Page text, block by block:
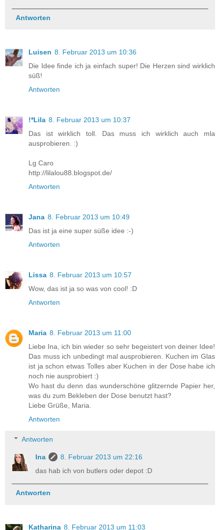
Antworten
Luisen 8. Februar 2013 um 10:36
Die Idee finde ich ja einfach super! Die Herzen sind wirklich
süß!
Antworten
!*Lila 8. Februar 2013 um 10:37
Das ist wirklich toll. Das muss ich wirklich auch mla
ausprobieren. :)
Lg Caro
http://lilalou88.blogspot.de/
Antworten
Jana 8. Februar 2013 um 10:49
Das ist ja eine super süße idee :-)
Antworten
Lissa 8. Februar 2013 um 10:57
Wow, das ist ja so was von cool! :D
Antworten
Maria 8. Februar 2013 um 11:00
Liebe Ina, ich bin wieder so sehr begeistert von deiner Idee!
Das muss ich unbedingt mal ausprobieren. Kuchen im Glas
ist ja schon etwas Tolles aber Kuchen in der Dose habe ich
noch nie ausprobiert :)
Wo hast du denn das wunderschöne glitzernde Papier her,
was du zum Bekleben der Dose benutzt hast?
Liebe Grüße, Maria.
Antworten
Antworten
Ina
8. Februar 2013 um 22:16
das hab ich von butlers oder depot :D
Antworten
Katharina 8. Februar 2013 um 11:03